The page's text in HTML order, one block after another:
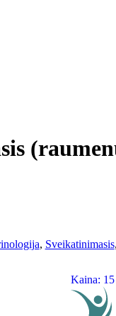
, Sveikatinimasis,
Kaina: 15